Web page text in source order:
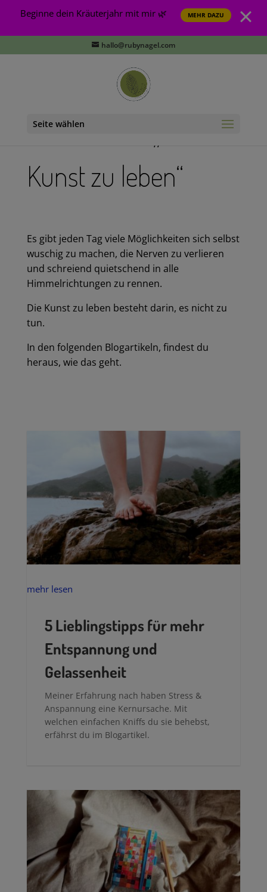
Beginne dein Kräuterjahr mit mir 🌿 MEHR DAZU
hallo@rubynagel.com
Seite wählen
LebensArt –
Kunst zu leben“
Es gibt jeden Tag viele Möglichkeiten sich selbst
wuschig zu machen, die Nerven zu verlieren
und schreiend quietschend in alle
Himmelrichtungen zu rennen.
Die Kunst zu leben besteht darin, es nicht zu
tun.
In den folgenden Blogartikeln, findest du
heraus, wie das geht.
mehr lesen
5 Lieblingstipps für mehr
Entspannung und
Gelassenheit
Meiner Erfahrung nach haben Stress &
Anspannung eine Kernursache. Mit
welchen einfachen Kniffs du sie behebst,
erfährst du im Blogartikel.